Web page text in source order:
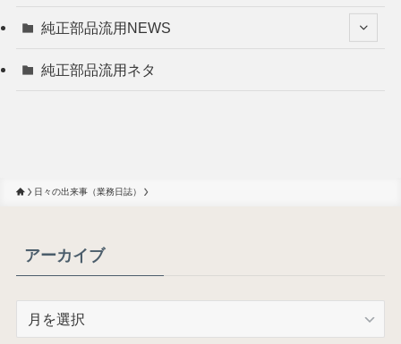
純正部品流用NEWS
純正部品流用ネタ
日々の出来事（業務日誌）
アーカイブ